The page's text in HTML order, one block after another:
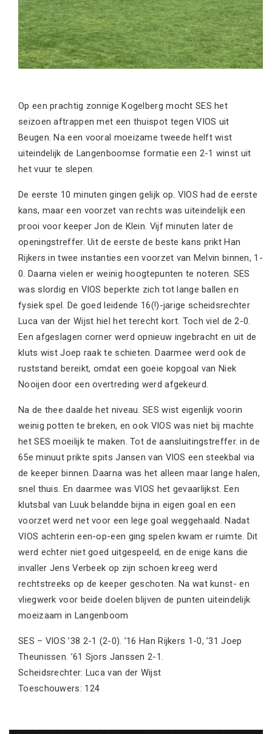
Op een prachtig zonnige Kogelberg mocht SES het
seizoen aftrappen met een thuispot tegen VIOS uit
Beugen. Na een vooral moeizame tweede helft wist
uiteindelijk de Langenboomse formatie een 2-1 winst uit
het vuur te slepen.
De eerste 10 minuten gingen gelijk op. VIOS had de eerste
kans, maar een voorzet van rechts was uiteindelijk een
prooi voor keeper Jon de Klein. Vijf minuten later de
openingstreffer. Uit de eerste de beste kans prikt Han
Rijkers in twee instanties een voorzet van Melvin binnen, 1-
0. Daarna vielen er weinig hoogtepunten te noteren. SES
was slordig en VIOS beperkte zich tot lange ballen en
fysiek spel. De goed leidende 16(!)-jarige scheidsrechter
Luca van der Wijst hiel het terecht kort. Toch viel de 2-0.
Een afgeslagen corner werd opnieuw ingebracht en uit de
kluts wist Joep raak te schieten. Daarmee werd ook de
ruststand bereikt, omdat een goeie kopgoal van Niek
Nooijen door een overtreding werd afgekeurd.
Na de thee daalde het niveau. SES wist eigenlijk voorin
weinig potten te breken, en ook VIOS was niet bij machte
het SES moeilijk te maken. Tot de aansluitingstreffer. in de
65e minuut prikte spits Jansen van VIOS een steekbal via
de keeper binnen. Daarna was het alleen maar lange halen,
snel thuis. En daarmee was VIOS het gevaarlijkst. Een
klutsbal van Luuk belandde bijna in eigen goal en een
voorzet werd net voor een lege goal weggehaald. Nadat
VIOS achterin een-op-een ging spelen kwam er ruimte. Dit
werd echter niet goed uitgespeeld, en de enige kans die
invaller Jens Verbeek op zijn schoen kreeg werd
rechtstreeks op de keeper geschoten. Na wat kunst- en
vliegwerk voor beide doelen blijven de punten uiteindelijk
moeizaam in Langenboom
SES – VIOS ’38 2-1 (2-0). ’16 Han Rijkers 1-0, ’31 Joep
Theunissen. ’61 Sjors Janssen 2-1.
Scheidsrechter: Luca van der Wijst
Toeschouwers: 124